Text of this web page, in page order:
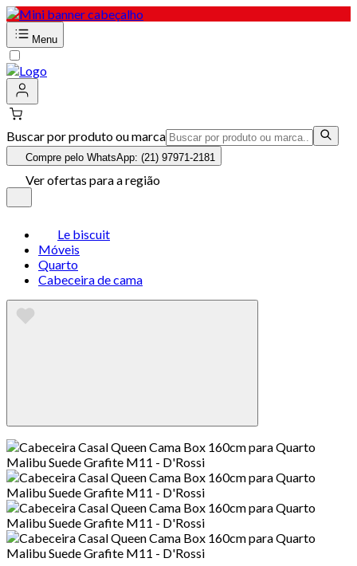
Menu
Buscar por produto ou marca
Compre pelo WhatsApp: (21) 97971-2181
Ver ofertas para a região
Le biscuit
Móveis
Quarto
Cabeceira de cama